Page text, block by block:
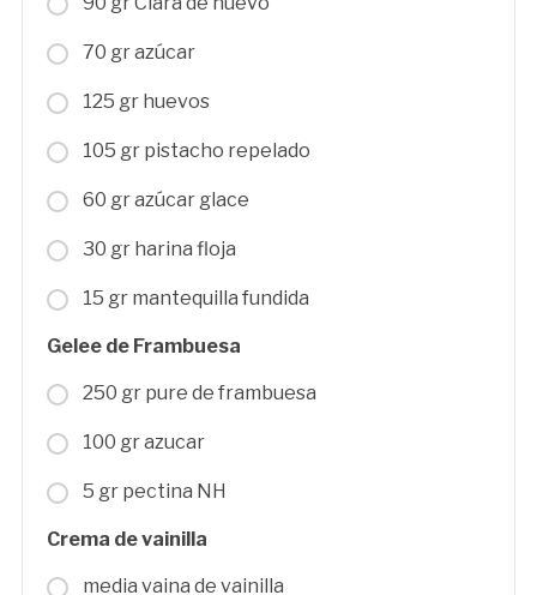
70 gr azúcar
125 gr huevos
105 gr pistacho repelado
60 gr azúcar glace
30 gr harina floja
15 gr mantequilla fundida
Gelee de Frambuesa
250 gr pure de frambuesa
100 gr azucar
5 gr pectina NH
Crema de vainilla
media vaina de vainilla